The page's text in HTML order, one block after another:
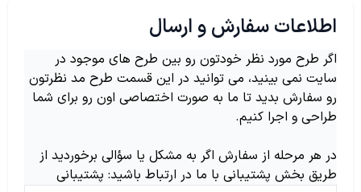
اطلاعات سفارش و ارسال
اگر طرح مورد نظر خودتون رو بین طرح های موجود در
سایت نمی بینید، می توانید در این قسمت طرح مد نظرتون
رو سفارش بدید تا ما به صورت اختصاصی اون رو برای شما
طراحی و اجرا کنیم.
در هر مرحله از سفارش اگر به مشکل یا سؤالی برخوردید از
طریق بخش پشتیبانی با ما در ارتباط باشید: پشتیبانی